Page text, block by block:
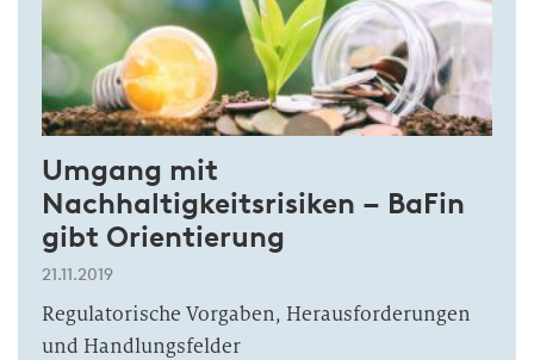
Umgang mit
Nachhaltigkeitsrisiken – BaFin
gibt Orientierung
21.11.2019
Regulatorische Vorgaben, Herausforderungen
und Handlungsfelder